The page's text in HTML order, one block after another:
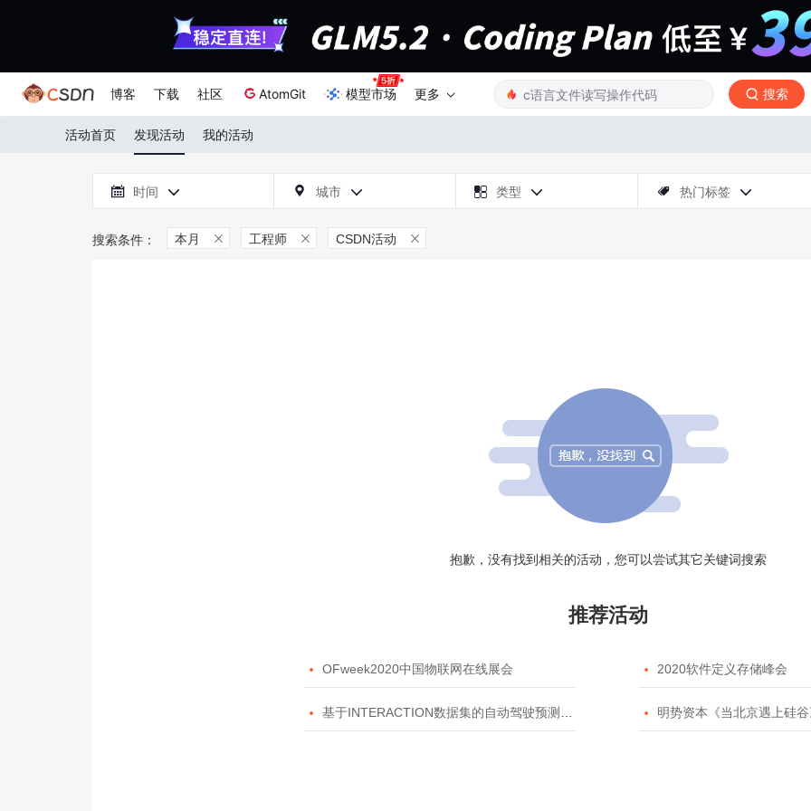
博客 下载 社区 AtomGit 模型市场 更多 搜索
活动首页 发现活动 我的活动
 时间   城市   类型   热门标签 
本月  工程师  CSDN活动 
抱歉，没有找到相关的活动，您可以尝试其它关键词搜索
推荐活动
 OFweek2020中国物联网在线展会  2020软件定义存储峰会
 基于INTERACTION数据集的自动驾驶预测模型挑战赛  明势资本《当北京遇上硅谷》系列